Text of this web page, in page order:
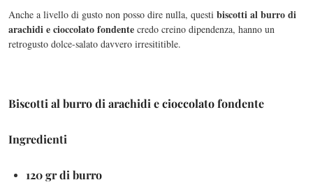
Anche a livello di gusto non posso dire nulla, questi biscotti al burro di
arachidi e cioccolato fondente credo creino dipendenza, hanno un
retrogusto dolce-salato davvero irresititible.
Biscotti al burro di arachidi e cioccolato fondente
Ingredienti
120 gr di burro